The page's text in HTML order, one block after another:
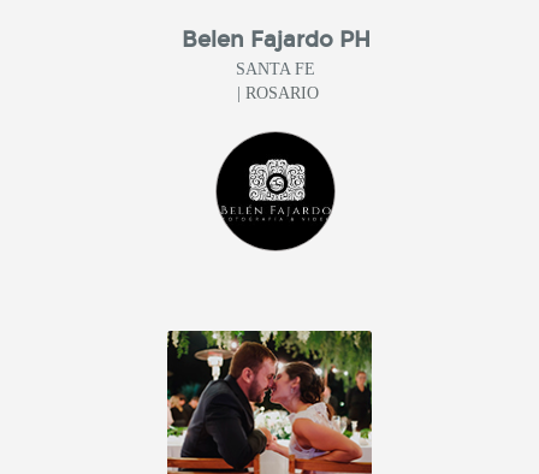
Belen Fajardo PH
SANTA FE
| ROSARIO